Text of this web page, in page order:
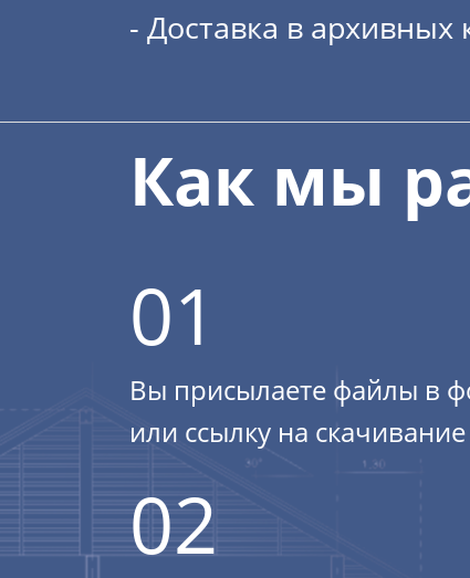
- Доставка в архивных
Как мы
01
Вы присылаете файлы в
или ссылку на
02